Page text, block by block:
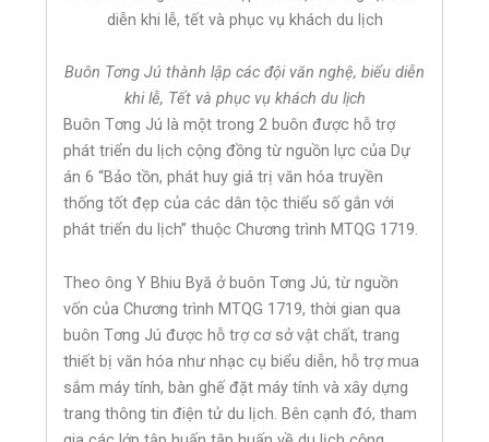
Buôn Tơng Jú thành lập các đội văn nghệ, biểu diễn
khi lễ, Tết và phục vụ khách du lịch
Buôn Tơng Jú là một trong 2 buôn được hỗ trợ
phát triển du lịch cộng đồng từ nguồn lực của Dự
án 6 “Bảo tồn, phát huy giá trị văn hóa truyền
thống tốt đẹp của các dân tộc thiểu số gắn với
phát triển du lịch” thuộc Chương trình MTQG 1719.
Theo ông Y Bhiu Byă ở buôn Tơng Jú, từ nguồn
vốn của Chương trình MTQG 1719, thời gian qua
buôn Tơng Jú được hỗ trợ cơ sở vật chất, trang
thiết bị văn hóa như nhạc cụ biểu diễn, hỗ trợ mua
sắm máy tính, bàn ghế đặt máy tính và xây dựng
trang thông tin điện tử du lịch. Bên cạnh đó, tham